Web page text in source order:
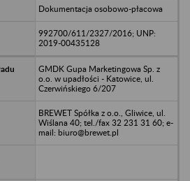
Dokumentacja osobowo-płacowa
992700/611/2327/2016; UNP:
2019-00435128
GMDK Gupa Marketingowa Sp. z
o.o. w upadłości - Katowice, ul.
Czerwińskiego 6/207
BREWET Spółka z o.o., Gliwice, ul.
Wiślana 40; tel./fax 32 231 31 60; e-
mail: biuro@brewet.pl